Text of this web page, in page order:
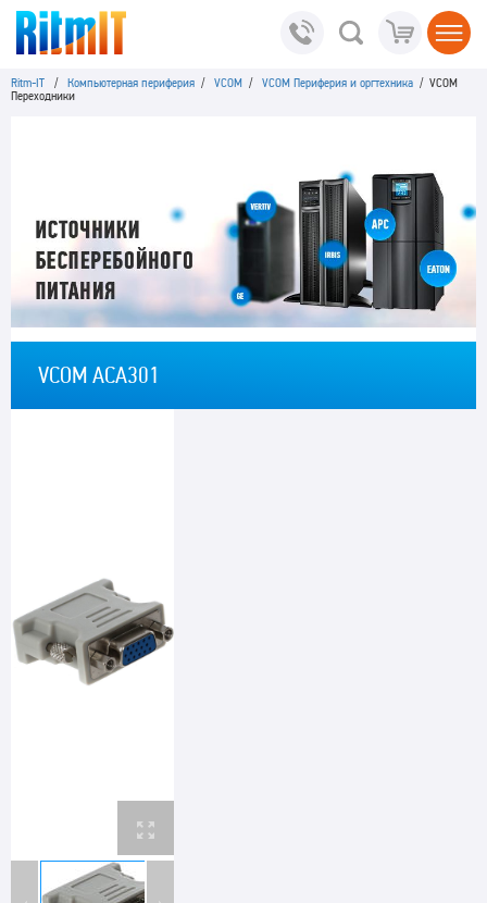
Ritm-IT / Компьютерная периферия / VCOM / VCOM Периферия и оргтехника / VCOM
Переходники
VCOM ACA301